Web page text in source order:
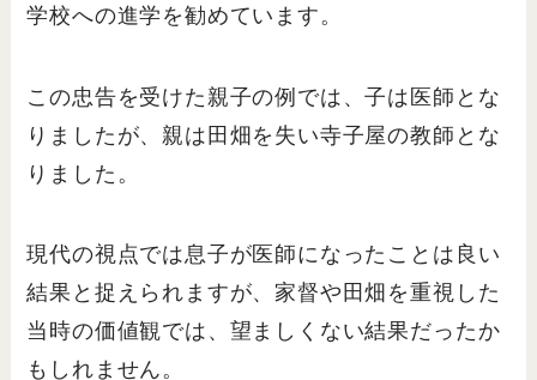
学校への進学を勧めています。
この忠告を受けた親子の例では、子は医師とな
りましたが、親は田畑を失い寺子屋の教師とな
りました。
現代の視点では息子が医師になったことは良い
結果と捉えられますが、家督や田畑を重視した
当時の価値観では、望ましくない結果だったか
もしれません。